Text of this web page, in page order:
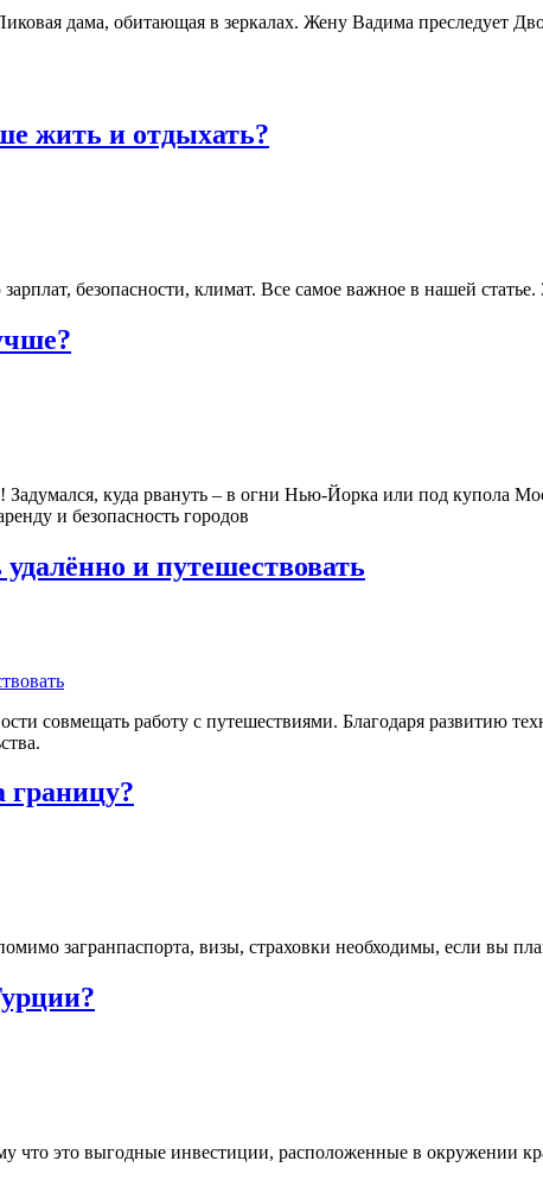
дама, обитающая в зеркалах. Жену Вадима преследует
жить и отдыхать?
безопасности, климат. Все самое важное в нашей
куда рвануть – в огни Нью-Йорка или под купола
и безопасность городов
и путешествовать
совмещать работу с путешествиями. Благодаря развитию
границу?
загранпаспорта, визы, страховки необходимы, если вы
что это выгодные инвестиции, расположенные в окружении